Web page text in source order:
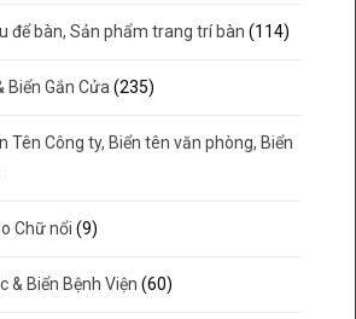
để bàn, Sản phẩm trang trí bàn (114)
Biển Gắn Cửa (235)
Tên Công ty, Biển tên văn phòng, Biển
Chữ nổi (9)
& Biển Bệnh Viện (60)